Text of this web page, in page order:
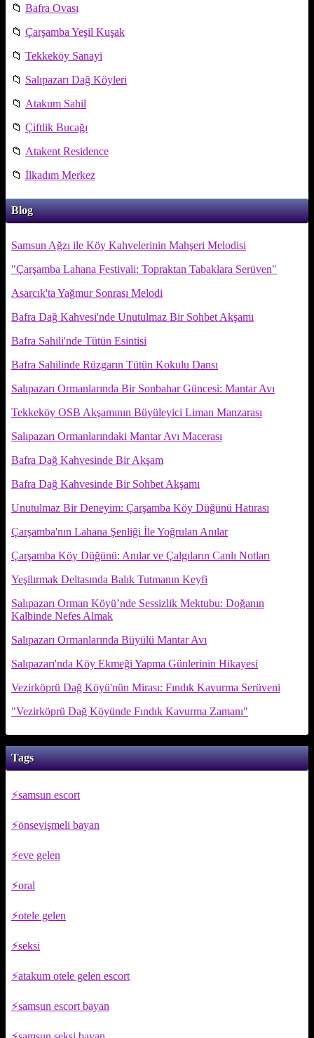
📁 Bafra Ovası
📁 Çarşamba Yeşil Kuşak
📁 Tekkeköy Sanayi
📁 Salıpazarı Dağ Köyleri
📁 Atakum Sahil
📁 Çiftlik Bucağı
📁 Atakent Residence
📁 İlkadım Merkez
Blog
Samsun Ağzı ile Köy Kahvelerinin Mahşeri Melodisi
"Çarşamba Lahana Festivali: Topraktan Tabaklara Serüven"
Asarcık'ta Yağmur Sonrası Melodi
Bafra Dağ Kahvesi'nde Unutulmaz Bir Sohbet Akşamı
Bafra Sahili'nde Tütün Esintisi
Bafra Sahilinde Rüzgarın Tütün Kokulu Dansı
Salıpazarı Ormanlarında Bir Sonbahar Güncesi: Mantar Avı
Tekkeköy OSB Akşamının Büyüleyici Liman Manzarası
Salıpazarı Ormanlarındaki Mantar Avı Macerası
Bafra Dağ Kahvesinde Bir Akşam
Bafra Dağ Kahvesinde Bir Sohbet Akşamı
Unutulmaz Bir Deneyim: Çarşamba Köy Düğünü Hatırası
Çarşamba'nın Lahana Şenliği İle Yoğrulan Anılar
Çarşamba Köy Düğünü: Anılar ve Çalgıların Canlı Notları
Yeşilırmak Deltasında Balık Tutmanın Keyfi
Salıpazarı Orman Köyü’nde Sessizlik Mektubu: Doğanın
Kalbinde Nefes Almak
Salıpazarı Ormanlarında Büyülü Mantar Avı
Salıpazarı'nda Köy Ekmeği Yapma Günlerinin Hikayesi
Vezirköprü Dağ Köyü'nün Mirası: Fındık Kavurma Serüveni
"Vezirköprü Dağ Köyünde Fındık Kavurma Zamanı"
Tags
samsun escort
önsevişmeli bayan
eve gelen
oral
otele gelen
seksi
atakum otele gelen escort
samsun escort bayan